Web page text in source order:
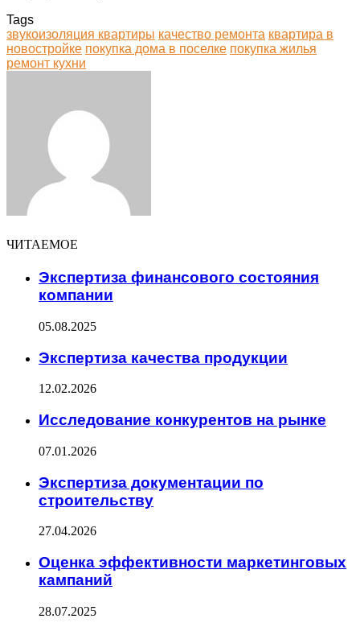
Tags
звукоизоляция квартиры качество ремонта квартира в
новостройке покупка дома в поселке покупка жилья
ремонт кухни
ЧИТАЕМОЕ
Экспертиза финансового состояния
компании
05.08.2025
Экспертиза качества продукции
12.02.2026
Исследование конкурентов на рынке
07.01.2026
Экспертиза документации по
строительству
27.04.2026
Оценка эффективности маркетинговых
кампаний
28.07.2025